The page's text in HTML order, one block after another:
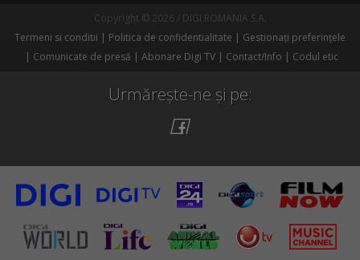
Copyright © 2026 / DIGI ROMANIA S.A.
Termeni si conditii
Politica de confidentialitate
Gestionați preferințele
Comunicate de presă
Abonare Digi TV Contact/Info Codul etic
Urmărește-ne și pe: